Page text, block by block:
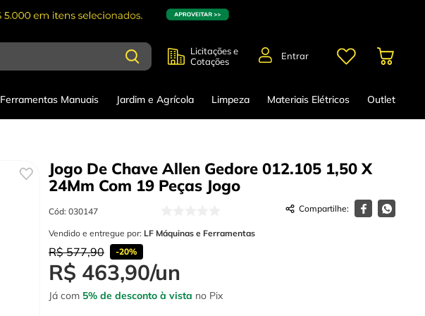
Licitações e
Cotações
Entrar
Ferramentas Manuais Jardim e Agrícola Limpeza Materiais Elétricos Outlet
Jogo De Chave Allen Gedore 012.105 1,50 X
24Mm Com 19 Peças Jogo
Cód: 030147
Vendido e entregue por: LF Máquinas e Ferramentas
R$ 577,90 -20%
R$ 463,90/un
Já com 5% de desconto à vista no Pix